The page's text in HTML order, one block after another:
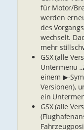
für Motor/
werden
des
wechselt.
mehr
GSX (alle
Untermenü
einem ▶-
Versionen),
ein
GSX (alle